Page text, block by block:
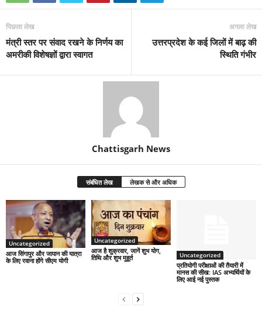
पिछला लेख
मंत्री स्तर पर संवाद रखने के निर्णय का
अमरीकी विशेषज्ञों द्वारा स्वागत
अगला लेख
उत्तरप्रदेश के कई जिलों में बाढ़ की
स्थिति गंभीर
Chattisgarh News
संबंधित लेख लेखक से और अधिक
Uncategorized
आज सिंगापुर और जापान की यात्रा
के लिए रवाना होंगे सीएम योगी
Uncategorized
आज है शुक्रवार, जानें शुभ योग,
तिथि और शुभ मुहूर्त
Uncategorized
प्रतियोगी परीक्षाओं की तैयारी में
मानस की सीख: IAS अभ्यर्थियों के
लिए आई नई पुस्तक